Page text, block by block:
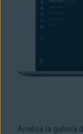
Analiza la galería